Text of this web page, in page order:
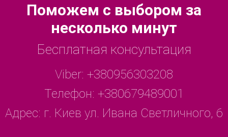
Поможем с выбором за
несколько минут
Бесплатная консультация
Viber: +380956303208
Телефон: +380679489001
Адрес: г. Киев ул. Ивана Светличного, 6